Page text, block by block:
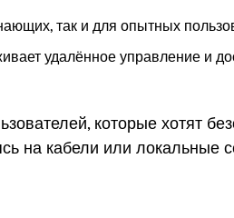
так и для опытных
удалённое управление и
которые хотят
на кабели или локальные